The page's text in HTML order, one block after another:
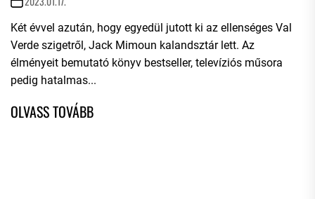
Két évvel azután, hogy egyedül jutott ki az ellenséges Val
Verde szigetről, Jack Mimoun kalandsztár lett. Az
élményeit bemutató könyv bestseller, televíziós műsora
pedig hatalmas...